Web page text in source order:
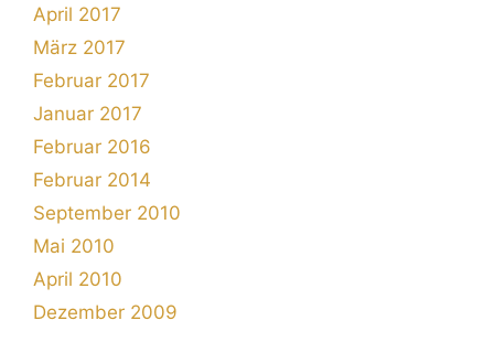
April 2017
März 2017
Februar 2017
Januar 2017
Februar 2016
Februar 2014
September 2010
Mai 2010
April 2010
Dezember 2009